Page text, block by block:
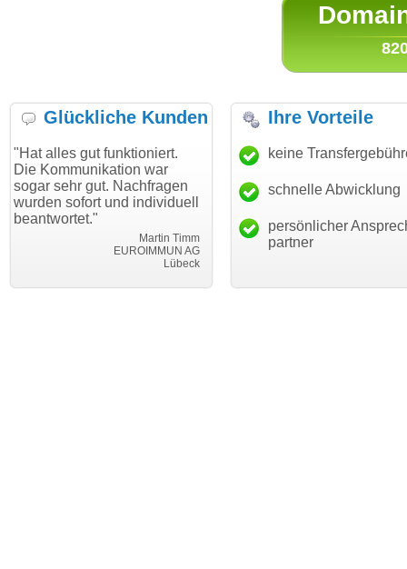
Glückliche Kunden
funktioniert.
war
gut. Nachfragen
und individuell
EUROIMMUN AG
"Danke für den schnellen
Transfer und guten Service!"
Thomas Schäfer
i can eckert communication GmbH
"Ich bin
haben.
mein
Ihre Vorteile
keine
schnelle Abwicklung
persönlicher
partner